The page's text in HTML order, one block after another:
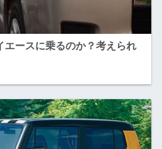
エースに乗るのか？考えられ